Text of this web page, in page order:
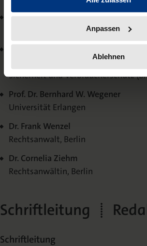
Anpassen
Ablehnen
Prof. Dr. Peter Schütte
Rechtsanwalt, Bremen
Bundesministerium für Umwelt,
Sicherheit und Verbraucherschutz
Prof. Dr. Bernhard W. Wegener
Universität Erlangen
Dr. Frank Wenzel
Rechtsanwalt, Berlin
Dr. Cornelia Ziehm
Rechtsanwältin, Berlin
Schriftleitung |
Schriftleitung